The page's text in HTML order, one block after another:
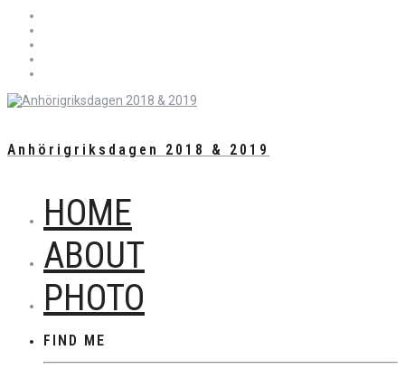
Anhörigriksdagen 2018 & 2019
HOME
ABOUT
PHOTO
FIND ME